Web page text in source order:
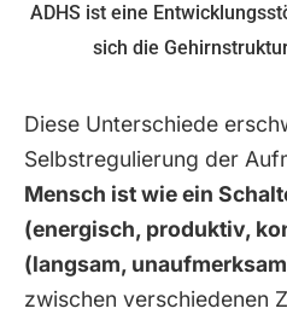
ADHS ist eine
sich die
Diese Unterschiede
Selbstregulierung der
Mensch ist wie ein
(energisch, produktiv,
(langsam,
zwischen verschiedenen